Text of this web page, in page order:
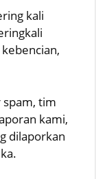
kali
tim
kami,
dilaporkan